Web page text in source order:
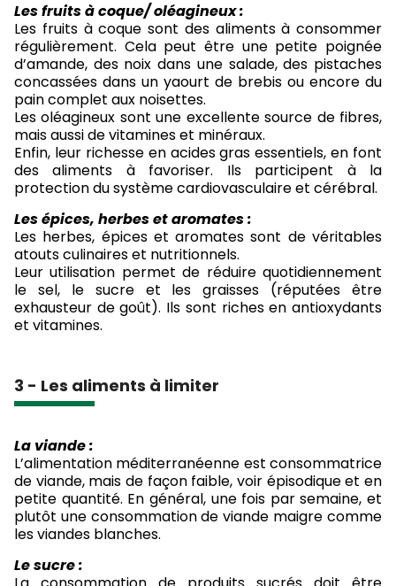
Les fruits à coque/ oléagineux :
Les fruits à coque sont des aliments à consommer
régulièrement. Cela peut être une petite poignée
d’amande, des noix dans une salade, des pistaches
concassées dans un yaourt de brebis ou encore du
pain complet aux noisettes.
Les oléagineux sont une excellente source de fibres,
mais aussi de vitamines et minéraux.
Enfin, leur richesse en acides gras essentiels, en font
des aliments à favoriser. Ils participent à la
protection du système cardiovasculaire et cérébral.
Les épices, herbes et aromates :
Les herbes, épices et aromates sont de véritables
atouts culinaires et nutritionnels.
Leur utilisation permet de réduire quotidiennement
le sel, le sucre et les graisses (réputées être
exhausteur de goût). Ils sont riches en antioxydants
et vitamines.
3 - Les aliments à limiter
La viande :
L’alimentation méditerranéenne est consommatrice
de viande, mais de façon faible, voir épisodique et en
petite quantité. En général, une fois par semaine, et
plutôt une consommation de viande maigre comme
les viandes blanches.
Le sucre :